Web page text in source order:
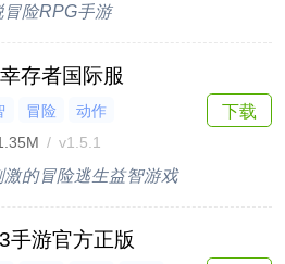
冒险RPG手游
存者国际服
冒险
动作
/ v1.5.1
的冒险逃生益智游戏
下载
手游官方正版